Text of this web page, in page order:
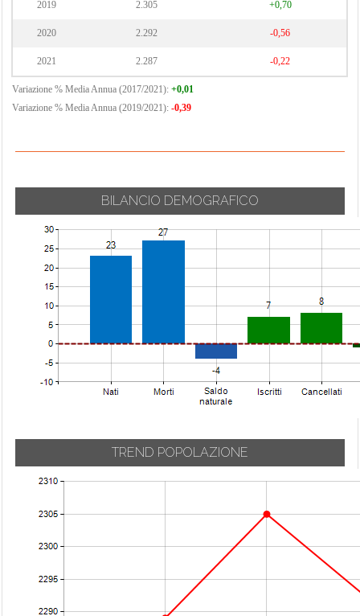
2019 2.305 +0,70
2020 2.292 -0,56
2021 2.287 -0,22
Variazione % Media Annua (2017/2021): +0,01
Variazione % Media Annua (2019/2021): -0,39
BILANCIO DEMOGRAFICO
TREND POPOLAZIONE